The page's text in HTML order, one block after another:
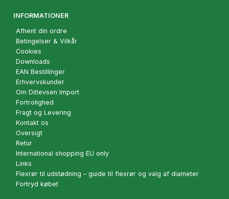
INFORMATIONER
Afhent din ordre
Betingelser & Vilkår
Cookies
Downloads
EAN Bestillinger
Erhvervskunder
Om Ditlevsen Import
Fortrolighed
Fragt og Levering
Kontakt os
Oversigt
Retur
International shopping EU only
Links
Flexrør til udstødning – guide til flexrør og valg af diameter
Fortryd købet